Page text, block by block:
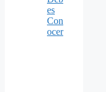
es
Con
ocer